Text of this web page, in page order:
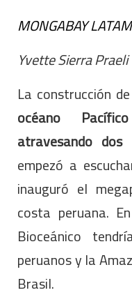
MONGABAY LATAM
Yvette Sierra Praeli
La construcción de
océano
atravesando
empezó a
inauguró el
costa peruana.
Bioceánico
peruanos y la
Brasil.